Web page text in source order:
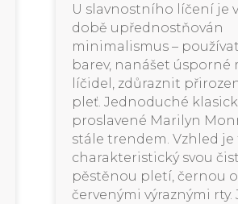
U slavnostního líčení je
době upřednostňován
minimalismus –
barev, nanášet úsporné
líčidel, zdůraznit
pleť. Jednoduché
proslavené Marilyn
stále trendem. Vzhled
charakteristický svou
pěstěnou pletí, černou
červenými výraznými rty.